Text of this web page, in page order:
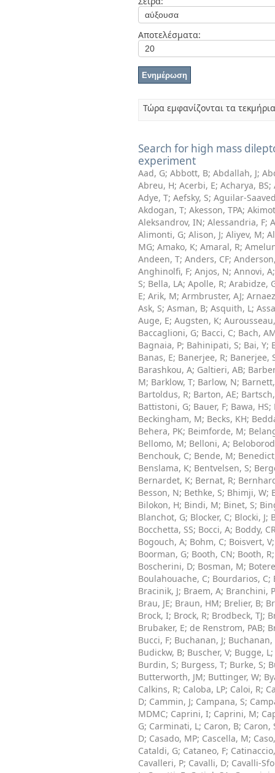
Αποτελέσματα:
Τώρα εμφανίζονται τα
Search for high mass
experiment
Aad, G; Abbott, B; Abdallah, J;
Abreu, H; Acerbi, E; Acharya, BS;
Adye, T; Aefsky, S; Aguilar-
Akdogan, T; Akesson, TPA;
Aleksandrov, IN; Alessandria, F;
Alimonti, G; Alison, J; Aliyev, M;
MG; Amako, K; Amaral, R;
Andeen, T; Anders, CF;
Anghinolfi, F; Anjos, N; Annovi, A
S; Bella, LA; Apolle, R; Arabidze,
E; Arik, M; Armbruster, AJ;
Ask, S; Asman, B; Asquith, L;
Auge, E; Augsten, K;
Baccaglioni, G; Bacci, C; Bach,
Bagnaia, P; Bahinipati, S; Bai, Y;
Banas, E; Banerjee, R; Banerjee,
Barashkou, A; Galtieri, AB;
M; Barklow, T; Barlow, N;
Bartoldus, R; Barton, AE;
Battistoni, G; Bauer, F; Bawa, HS;
Beckingham, M; Becks, KH;
Behera, PK; Beimforde, M;
Bellomo, M; Belloni, A;
Benchouk, C; Bende, M;
Benslama, K; Bentvelsen, S;
Bernardet, K; Bernat, R;
Besson, N; Bethke, S; Bhimji, W;
Bilokon, H; Bindi, M; Binet, S;
Blanchot, G; Blocker, C; Blocki, J;
Bocchetta, SS; Bocci, A; Boddy,
Bogouch, A; Bohm, C; Boisvert, V
Boorman, G; Booth, CN; Booth, R
Boscherini, D; Bosman, M;
Boulahouache, C; Bourdarios, C;
Bracinik, J; Braem, A; Branchini, P
Brau, JE; Braun, HM; Brelier, B;
Brock, I; Brock, R; Brodbeck, TJ;
Brubaker, E; de Renstrom, PAB;
Bucci, F; Buchanan, J; Buchanan,
Budickw, B; Buscher, V; Bugge, L;
Burdin, S; Burgess, T; Burke, S;
Butterworth, JM; Buttinger, W;
Calkins, R; Caloba, LP; Caloi, R;
D; Cammin, J; Campana, S;
MDMC; Caprini, I; Caprini, M;
G; Carminati, L; Caron, B; Caron,
D; Casado, MP; Cascella, M;
Cataldi, G; Cataneo, F;
Cavalleri, P; Cavalli, D; Cavalli-